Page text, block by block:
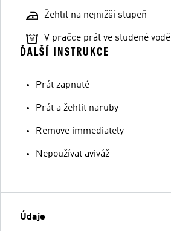
Žehlit na nejnižší stupeň
V pračce prát ve studené vodě
ĎALŠÍ INSTRUKCE
Prát zapnuté
Prát a žehlit naruby
Remove immediately
Nepoužívat aviváž
Údaje